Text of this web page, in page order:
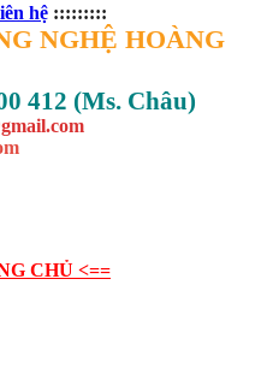
hệ :::::::::
NGHỆ HOÀNG
412 (Ms. Châu)
CHỦ <==